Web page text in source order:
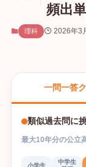
頻出
理科 2026年3
一問一答
類似過去問に
最大10年分の公立
小学生
中学生